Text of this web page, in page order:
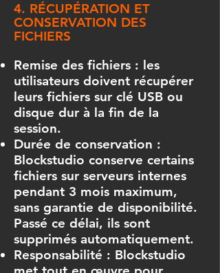
4. RÉCUPÉRATION ET
CONSERVATION DES
FICHIERS
Remise des fichiers : les
utilisateurs doivent récupérer
leurs fichiers sur clé USB ou
disque dur à la fin de la
session.
Durée de conservation :
Blockstudio conserve certains
fichiers sur serveurs internes
pendant 3 mois maximum,
sans garantie de disponibilité.
Passé ce délai, ils sont
supprimés automatiquement.
Responsabilité : Blockstudio